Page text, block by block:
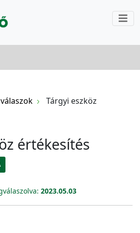
Tárgyi eszköz
értékesítés
2023.05.03